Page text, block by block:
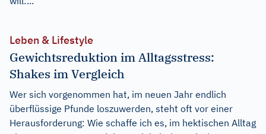
Leben & Lifestyle
Gewichtsreduktion im Alltagsstress:
Shakes im Vergleich
Wer sich vorgenommen hat, im neuen Jahr endlich
überflüssige Pfunde loszuwerden, steht oft vor einer
Herausforderung: Wie schaffe ich es, im hektischen Alltag